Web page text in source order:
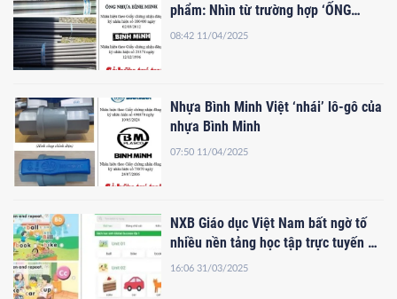
phẩm: Nhìn từ trường hợp ‘ỐNG
NHỰA BÌNH MINH’ – ‘NHUA BINH
08:42 11/04/2025
Nhựa Bình Minh Việt ‘nhái’ lô-gô của
nhựa Bình Minh
07:50 11/04/2025
NXB Giáo dục Việt Nam bất ngờ tố
nhiều nền tảng học tập trực tuyến vi
phạm bản quyền
16:06 31/03/2025